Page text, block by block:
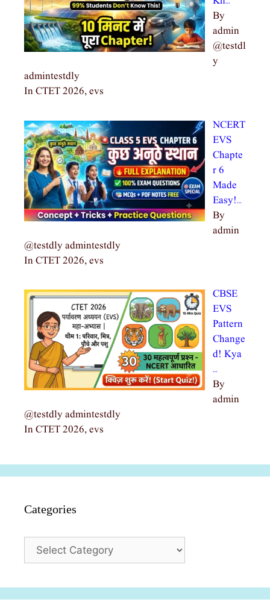
By
admin
@testdl
y
admintestdly
In CTET 2026, evs
NCERT
EVS
Chapte
r 6
Made
Easy!…
By
admin
@testdly admintestdly
In CTET 2026, evs
CBSE
EVS
Pattern
Change
d! Kya
…
By
admin
@testdly admintestdly
In CTET 2026, evs
Categories
Categories